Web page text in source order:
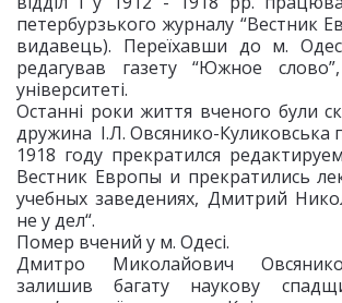
петербурзького журналу “Вестник
видавець). Переїхавши до м.
редагував газету “Южное
університеті.
Останні роки життя вченого були
дружина І.Л. Овсянико-Куликовська
1918 году прекратился
Вестник Европы и прекратились
учебных заведениях, Дмитрий
не у дел“.
Помер вчений у м. Одесі.
Дмитро Миколайович Овсянико-
залишив багату наукову